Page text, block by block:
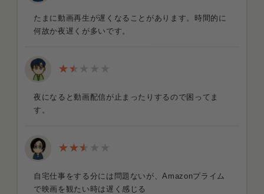
たまに動画再生が遅くなることがあります。時間的に
何故か夜遅くが多いです。
夜になると動画配信が止まったりするので困ってま
す。
自宅仕事をする分には問題ないが、Amazonプライム
で映画を観たい時は遅く感じる